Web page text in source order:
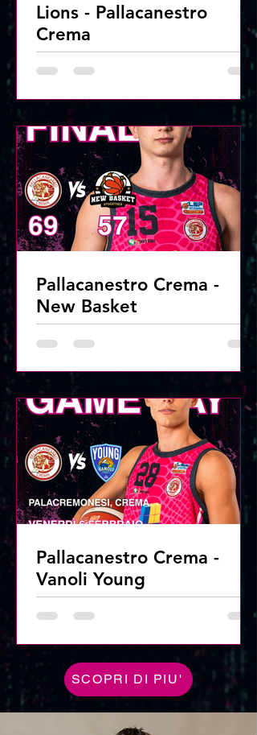
Lions - Pallacanestro
Crema
Pallacanestro Crema -
New Basket
Pallacanestro Crema -
Vanoli Young
SCOPRI DI PIU'